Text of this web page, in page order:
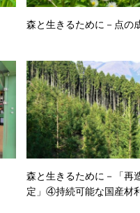
森と生きるために－点の
森と生きるために－「再
定」④持続可能な国産材